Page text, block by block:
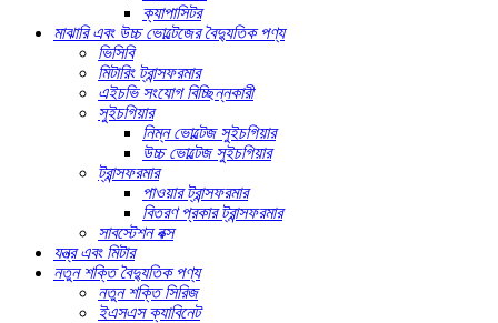
ক্যাপাসিটর
মাঝারি এবং উচ্চ ভোল্টেজের বৈদ্যুতিক পণ্য
ভিসিবি
মিটারিং ট্রান্সফরমার
এইচভি সংযোগ বিচ্ছিন্নকারী
সুইচগিয়ার
নিম্ন ভোল্টেজ সুইচগিয়ার
উচ্চ ভোল্টেজ সুইচগিয়ার
ট্রান্সফরমার
পাওয়ার ট্রান্সফরমার
বিতরণ প্রকার ট্রান্সফরমার
সাবস্টেশন বক্স
যন্ত্র এবং মিটার
নতুন শক্তি বৈদ্যুতিক পণ্য
নতুন শক্তি সিরিজ
ইএসএস ক্যাবিনেট